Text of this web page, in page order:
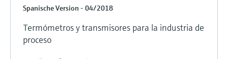
Spanische Version - 04/2018
Termómetros y transmisores para la industria de
proceso